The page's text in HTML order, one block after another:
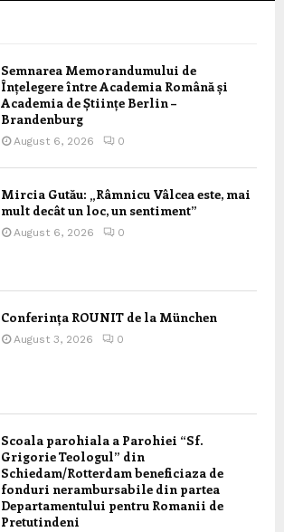
Semnarea Memorandumului de
Înțelegere între Academia Română și
Academia de Științe Berlin –
Brandenburg
August 6, 2026 0
Mircia Gutău: „Râmnicu Vâlcea este, mai
mult decât un loc, un sentiment”
August 6, 2026 0
Conferința ROUNIT de la München
August 3, 2026 0
Scoala parohiala a Parohiei “Sf.
Grigorie Teologul” din
Schiedam/Rotterdam beneficiaza de
fonduri nerambursabile din partea
Departamentului pentru Romanii de
Pretutindeni